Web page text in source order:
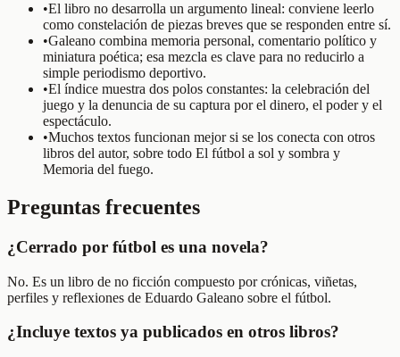
•El libro no desarrolla un argumento lineal: conviene leerlo
como constelación de piezas breves que se responden entre sí.
•Galeano combina memoria personal, comentario político y
miniatura poética; esa mezcla es clave para no reducirlo a
simple periodismo deportivo.
•El índice muestra dos polos constantes: la celebración del
juego y la denuncia de su captura por el dinero, el poder y el
espectáculo.
•Muchos textos funcionan mejor si se los conecta con otros
libros del autor, sobre todo El fútbol a sol y sombra y
Memoria del fuego.
Preguntas frecuentes
¿Cerrado por fútbol es una novela?
No. Es un libro de no ficción compuesto por crónicas, viñetas,
perfiles y reflexiones de Eduardo Galeano sobre el fútbol.
¿Incluye textos ya publicados en otros libros?